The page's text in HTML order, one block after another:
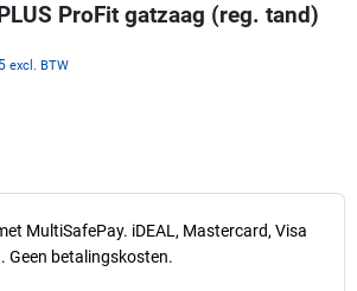
MultiSafePay. iDEAL, Mastercard, Visa
Geen betalingskosten.
ProFit gatzaag (reg. tand)
excl. BTW